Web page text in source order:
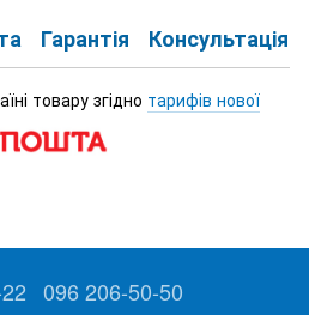
Гарантія Консультація
товару згідно тарифів нової
096 206-50-50